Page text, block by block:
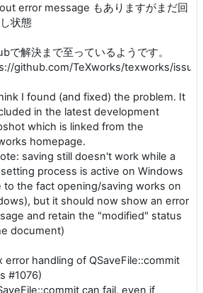
error message もありますがまだ回
状態
で解決まで至っているようです。
github.com/TeXworks/texworks/
I found (and fixed) the problem. It
in the latest development
which is linked from the
homepage.
saving still doesn't work while a
process is active on Windows
to the fact opening/saving works on
but it should now show an error
and retain the "modified" status
document)
error handling of QSaveFile::commit
#1076)
can fail, even if